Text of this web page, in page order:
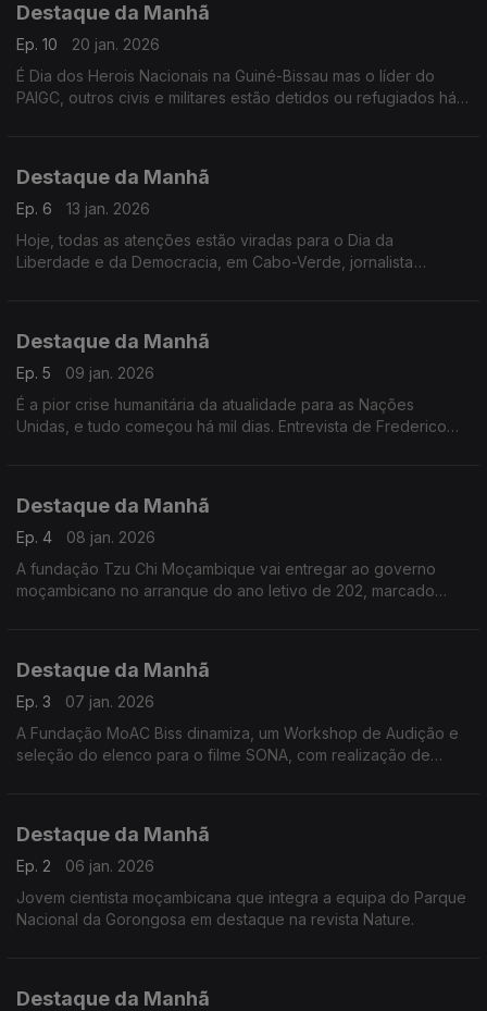
Destaque da Manhã
Ep. 10
20 jan. 2026
É Dia dos Herois Nacionais na Guiné-Bissau mas o líder do
PAIGC, outros civis e militares estão detidos ou refugiados há
Destaque da Manhã
Ep. 6
13 jan. 2026
Hoje, todas as atenções estão viradas para o Dia da
Liberdade e da Democracia, em Cabo-Verde, jornalista
Destaque da Manhã
Ep. 5
09 jan. 2026
É a pior crise humanitária da atualidade para as Nações
Unidas, e tudo começou há mil dias. Entrevista de Frederico
Destaque da Manhã
Ep. 4
08 jan. 2026
A fundação Tzu Chi Moçambique vai entregar ao governo
moçambicano no arranque do ano letivo de 202, marcado
Destaque da Manhã
Ep. 3
07 jan. 2026
A Fundação MoAC Biss dinamiza, um Workshop de Audição e
seleção do elenco para o filme SONA, com realização de
Destaque da Manhã
Ep. 2
06 jan. 2026
Jovem cientista moçambicana que integra a equipa do Parque
Nacional da Gorongosa em destaque na revista Nature.
Destaque da Manhã